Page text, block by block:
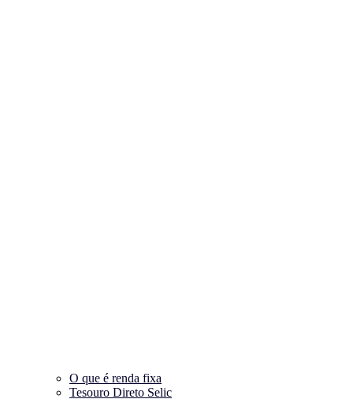
O que é renda fixa
Tesouro Direto Selic